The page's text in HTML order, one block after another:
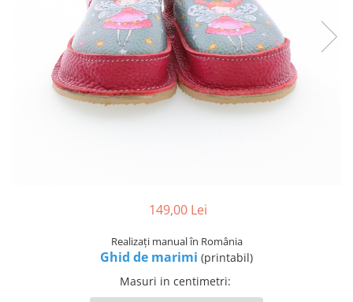
149,00 Lei
Realizați manual în România
Ghid de marimi (printabil)
Masuri in centimetri: